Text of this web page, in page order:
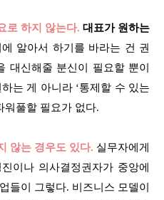
로 하지 않는다. 대표가 원하는
알아서 하기를 바라는 건 권
대신해줄 분신이 필요할 뿐이
는 게 아니라 ‘통제할 수 있는
워풀할 필요가 없다.
않는 경우도 있다. 실무자에게
이나 의사결정권자가 중앙에
들이 그렇다. 비즈니스 모델이